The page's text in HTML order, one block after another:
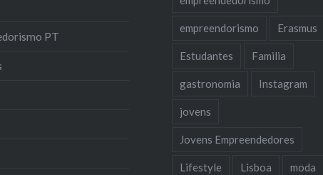
PT
empreendorismo Erasmus
Estudantes Familia
gastronomia Instagram
jovens
Jovens Empreendedores
Lifestyle Lisboa moda